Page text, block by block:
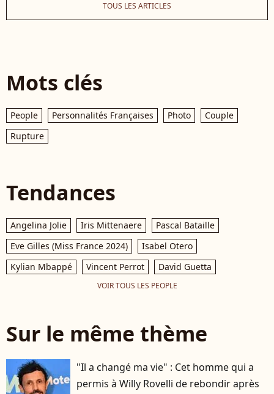
TOUS LES ARTICLES
Mots clés
People Personnalités Françaises Photo
Couple
Rupture
Tendances
Angelina Jolie Iris Mittenaere
Pascal Bataille
Eve Gilles (Miss France 2024)
Isabel Otero
Kylian Mbappé
Vincent Perrot David Guetta
VOIR TOUS LES PEOPLE
Sur le même thème
"Il a changé ma vie" : Cet homme qui a
permis à Willy Rovelli de rebondir après